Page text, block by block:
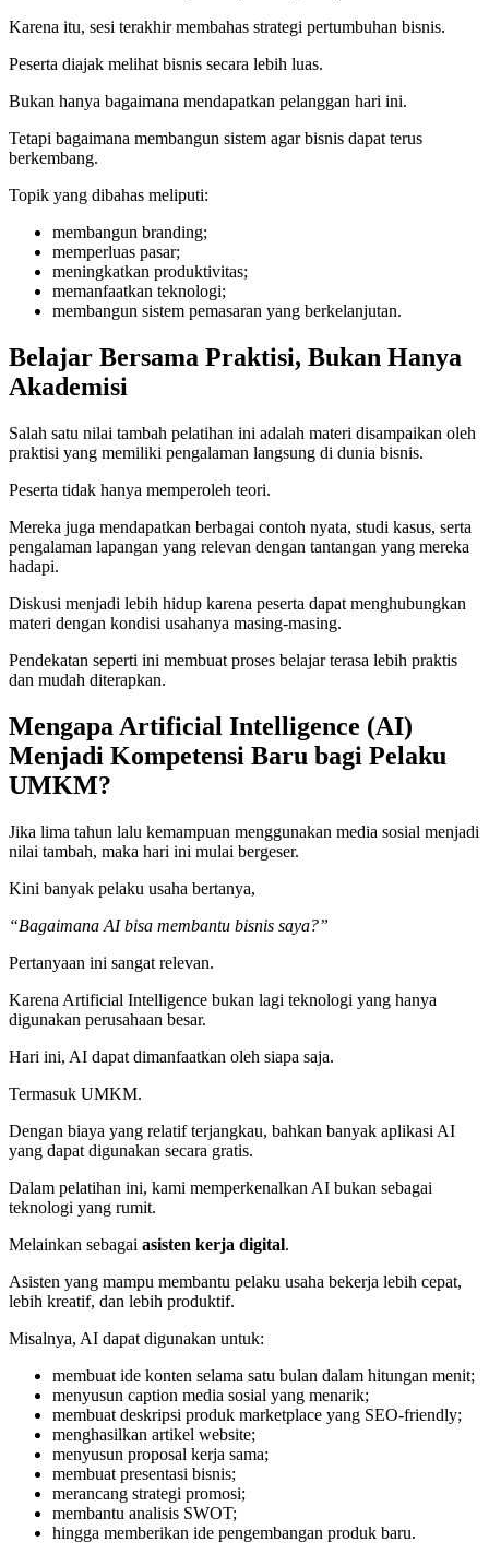
Karena itu, sesi terakhir membahas strategi pertumbuhan bisnis.
Peserta diajak melihat bisnis secara lebih luas.
Bukan hanya bagaimana mendapatkan pelanggan hari ini.
Tetapi bagaimana membangun sistem agar bisnis dapat terus
berkembang.
Topik yang dibahas meliputi:
membangun branding;
memperluas pasar;
meningkatkan produktivitas;
memanfaatkan teknologi;
membangun sistem pemasaran yang berkelanjutan.
Belajar Bersama Praktisi, Bukan Hanya
Akademisi
Salah satu nilai tambah pelatihan ini adalah materi disampaikan oleh
praktisi yang memiliki pengalaman langsung di dunia bisnis.
Peserta tidak hanya memperoleh teori.
Mereka juga mendapatkan berbagai contoh nyata, studi kasus, serta
pengalaman lapangan yang relevan dengan tantangan yang mereka
hadapi.
Diskusi menjadi lebih hidup karena peserta dapat menghubungkan
materi dengan kondisi usahanya masing-masing.
Pendekatan seperti ini membuat proses belajar terasa lebih praktis
dan mudah diterapkan.
Mengapa Artificial Intelligence (AI)
Menjadi Kompetensi Baru bagi Pelaku
UMKM?
Jika lima tahun lalu kemampuan menggunakan media sosial menjadi
nilai tambah, maka hari ini mulai bergeser.
Kini banyak pelaku usaha bertanya,
“Bagaimana AI bisa membantu bisnis saya?”
Pertanyaan ini sangat relevan.
Karena Artificial Intelligence bukan lagi teknologi yang hanya
digunakan perusahaan besar.
Hari ini, AI dapat dimanfaatkan oleh siapa saja.
Termasuk UMKM.
Dengan biaya yang relatif terjangkau, bahkan banyak aplikasi AI
yang dapat digunakan secara gratis.
Dalam pelatihan ini, kami memperkenalkan AI bukan sebagai
teknologi yang rumit.
Melainkan sebagai asisten kerja digital.
Asisten yang mampu membantu pelaku usaha bekerja lebih cepat,
lebih kreatif, dan lebih produktif.
Misalnya, AI dapat digunakan untuk:
membuat ide konten selama satu bulan dalam hitungan menit;
menyusun caption media sosial yang menarik;
membuat deskripsi produk marketplace yang SEO-friendly;
menghasilkan artikel website;
menyusun proposal kerja sama;
membuat presentasi bisnis;
merancang strategi promosi;
membantu analisis SWOT;
hingga memberikan ide pengembangan produk baru.